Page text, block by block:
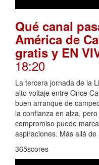
Qué canal
América de
gratis y EN
18:20
La tercera jornada de la
alto voltaje entre Once
buen arranque de
la confianza en alza,
compromiso puede
aspiraciones. Más allá
365scores